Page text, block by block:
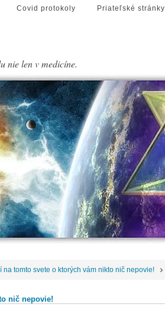
Covid protokoly Priateľské stránky
nie len v medicíne.
na tomto svete o ktorých vám nikto nič nepovie!
nič nepovie!